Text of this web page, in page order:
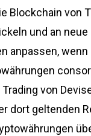
Blockchain von
und an neue
anpassen, wenn
von
dort geltenden